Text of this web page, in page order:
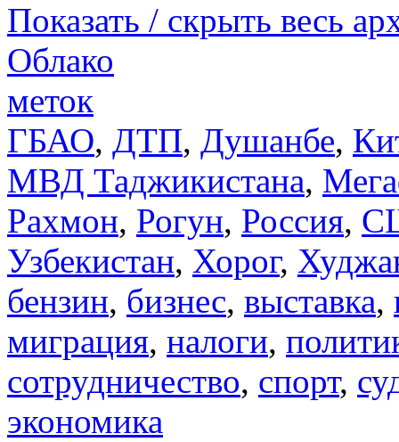
Показать / скрыть весь
Облако
меток
ГБАО, ДТП, Душанбе,
МВД Таджикистана,
Рахмон, Рогун, Россия,
Узбекистан, Хорог,
бензин, бизнес, выставка,
миграция, налоги,
сотрудничество, спорт,
экономика